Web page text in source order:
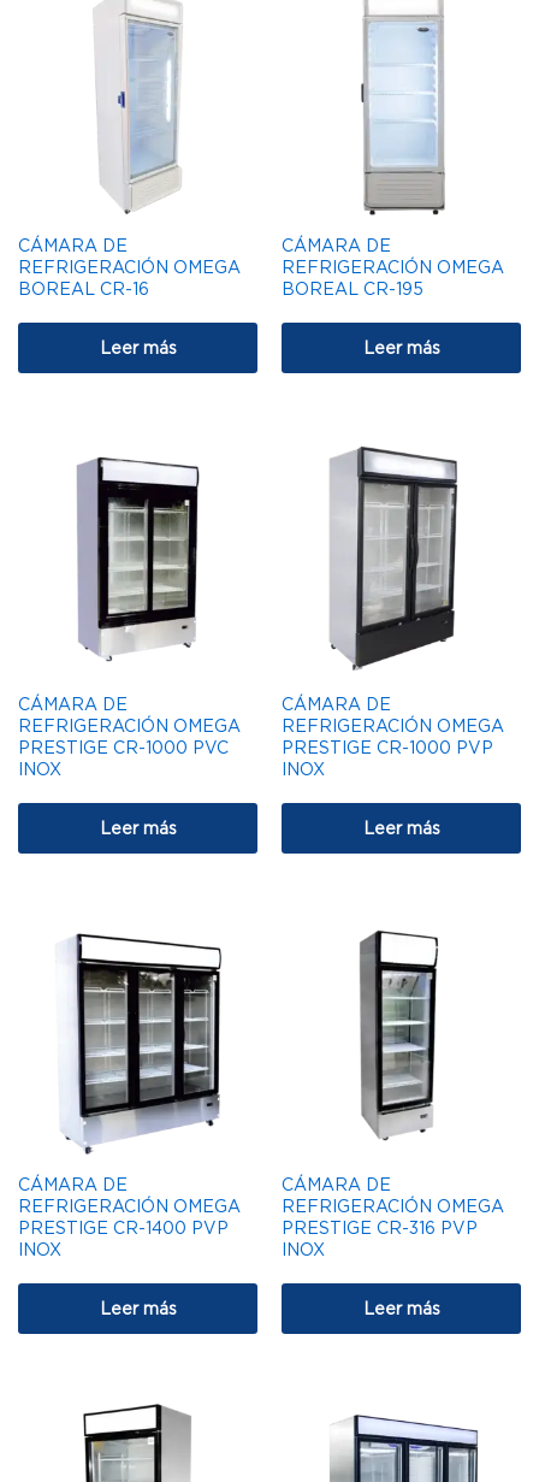
CÁMARA DE
REFRIGERACIÓN OMEGA
BOREAL CR-16
Leer más
CÁMARA DE
REFRIGERACIÓN OMEGA
BOREAL CR-195
Leer más
CÁMARA DE
REFRIGERACIÓN OMEGA
PRESTIGE CR-1000 PVC
INOX
Leer más
CÁMARA DE
REFRIGERACIÓN OMEGA
PRESTIGE CR-1000 PVP
INOX
Leer más
CÁMARA DE
REFRIGERACIÓN OMEGA
PRESTIGE CR-1400 PVP
INOX
Leer más
CÁMARA DE
REFRIGERACIÓN OMEGA
PRESTIGE CR-316 PVP
INOX
Leer más